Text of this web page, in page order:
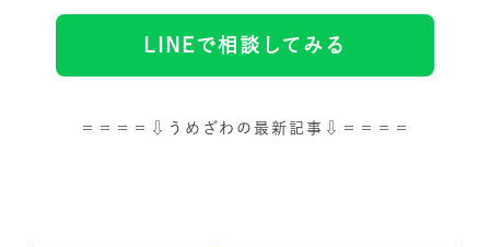
LINEで相談してみる
＝＝＝＝⇩うめざわの最新記事⇩＝＝＝＝